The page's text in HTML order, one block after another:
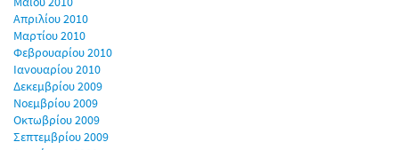
Απριλίου 2010
Μαρτίου 2010
Φεβρουαρίου 2010
Ιανουαρίου 2010
Δεκεμβρίου 2009
Νοεμβρίου 2009
Οκτωβρίου 2009
Σεπτεμβρίου 2009